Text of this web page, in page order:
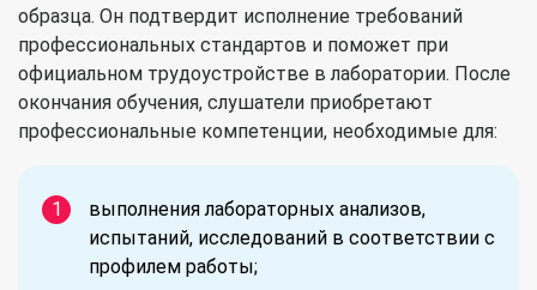
образца. Он подтвердит исполнение требований
профессиональных стандартов и поможет при
официальном трудоустройстве в лаборатории. После
окончания обучения, слушатели приобретают
профессиональные компетенции, необходимые для:
выполнения лабораторных анализов,
испытаний, исследований в соответствии с
профилем работы;